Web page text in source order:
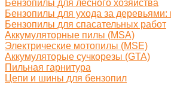
Бензопилы для лесного хозяйства
Бензопилы для ухода за деревьями:
Бензопилы для спасательных работ
Аккумуляторные пилы (MSA)
Электрические мотопилы (MSE)
Аккумуляторые сучкорезы (GTA)
Пильная гарнитура
Цепи и шины для бензопил